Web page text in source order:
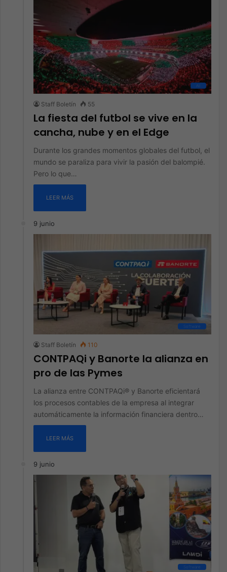
All
Staff Boletín 55
La fiesta del futbol se vive en la
cancha, nube y en el Edge
Durante los grandes momentos globales del futbol, el
mundo se paraliza para vivir la pasión del balompié.
Pero lo que…
LEER MÁS
9 junio
Software
Staff Boletín 110
CONTPAQi y Banorte la alianza en
pro de las Pymes
La alianza entre CONTPAQi® y Banorte eficientará
los procesos contables de la empresa al integrar
automáticamente la información financiera dentro…
LEER MÁS
9 junio
Software